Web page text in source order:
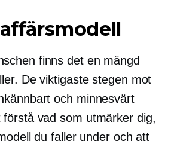
finns det en mängd
De viktigaste stegen mot
och minnesvärt
vad som utmärker dig,
du faller under och att